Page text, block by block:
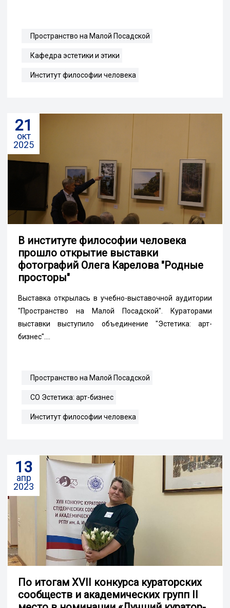
Пространство на Малой Посадской
Кафедра эстетики и этики
Институт философии человека
21
окт
2025
В институте философии человека
прошло открытие выставки
фотографий Олега Карелова "Родные
просторы"
Выставка открылась в учебно-выставочной аудитории
"Пространство на Малой Посадской". Кураторами
выставки выступило объединение "Эстетика: арт-
бизнес"....
Пространство на Малой Посадской
СО Эстетика: арт-бизнес
Институт философии человека
13
апр
2023
По итогам XVII конкурса кураторских
сообществ и академических групп II